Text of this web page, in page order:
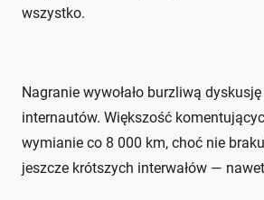
wszystko.
Nagranie wywołało burzliwą
internautów. Większość
wymianie co 8 000 km, choć nie
jeszcze krótszych interwałów —